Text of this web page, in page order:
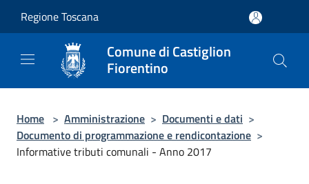
Regione Toscana
Comune di Castiglion
Fiorentino
Home > Amministrazione > Documenti e dati >
Documento di programmazione e rendicontazione >
Informative tributi comunali - Anno 2017